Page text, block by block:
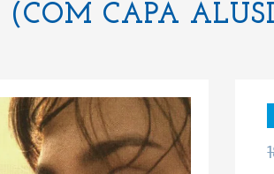
(COM CAPA